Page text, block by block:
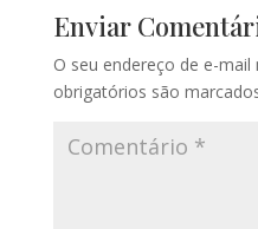
Enviar
O seu endereço de e-mail
obrigatórios são